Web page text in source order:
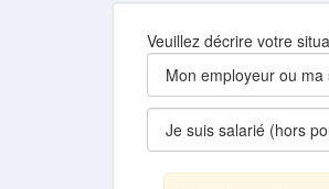
Veuillez décrire votre